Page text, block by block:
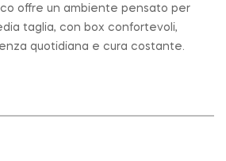
offre un ambiente pensato per
taglia, con box confortevoli,
quotidiana e cura costante.